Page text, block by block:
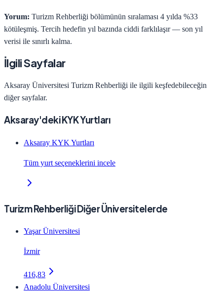
Yorum: Turizm Rehberliği bölümünün sıralaması 4 yılda %33
kötüleşmiş. Tercih hedefin yıl bazında ciddi farklılaşır — son yıl
verisi ile sınırlı kalma.
İlgili Sayfalar
Aksaray Üniversitesi Turizm Rehberliği ile ilgili keşfedebileceğin
diğer sayfalar.
Aksaray'deki KYK Yurtları
Aksaray KYK Yurtları
Tüm yurt seçeneklerini incele
Turizm Rehberliği Diğer Üniversitelerde
Yaşar Üniversitesi
İzmir
416,83
Anadolu Üniversitesi